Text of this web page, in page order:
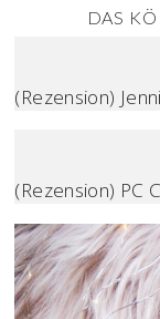
DAS
(Rezension)
(Rezension) PC